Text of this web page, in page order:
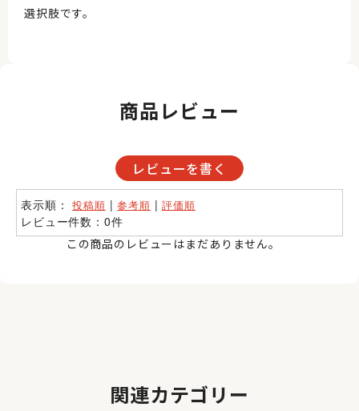
選択肢です。
商品レビュー
レビューを書く
表示順：投稿順 |参考順 |評価順
レビュー件数：0件
この商品のレビューはまだありません。
関連カテゴリー